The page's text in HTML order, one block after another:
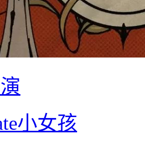
小女孩